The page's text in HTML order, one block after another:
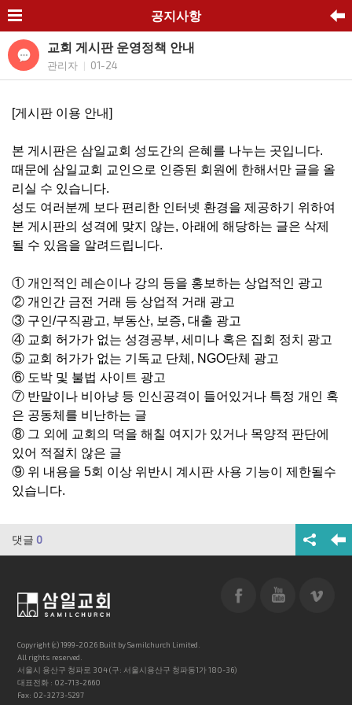
공지사항
교회 게시판 운영정책 안내
관리자 01-24
[게시판 이용 안내]
본 게시판은 삼일교회 성도간의 은혜를 나누는 곳입니다.
때문에 삼일교회 교인으로 인증된 회원에 한해서만 글을 올
리실 수 있습니다.
성도 여러분께 보다 편리한 인터넷 환경을 제공하기 위하여
본 게시판의 성격에 맞지 않는, 아래에 해당하는 글은 삭제
될 수 있음을 알려드립니다.
① 개인적인 레슨이나 강의 등을 홍보하는 상업적인 광고
② 개인간 금전 거래 등 상업적 거래 광고
③ 구인/구직광고, 부동산, 보증, 대출 광고
④ 교회 허가가 없는 성경공부, 세미나 혹은 집회 정치 광고
⑤ 교회 허가가 없는 기독교 단체, NGO단체 광고
⑥ 도박 및 불법 사이트 광고
⑦ 반말이나 비아냥 등 인신공격이 들어있거나 특정 개인 혹
은 공동체를 비난하는 글
⑧ 그 외에 교회의 덕을 해칠 여지가 있거나 목양적 판단에
있어 적절치 않은 글
⑨ 위 내용을 5회 이상 위반시 계시판 사용 기능이 제한될수
있습니다.
댓글 0
Copyright (c) 1999-2026 Built by Samilchurch Limited.
All rights reserved.
서울시 용산구 청파로 304 (구: 서울시용산구 청파동1가 180-36)
대표전화 : 02-713-2660
Fax: 02-3273-5297